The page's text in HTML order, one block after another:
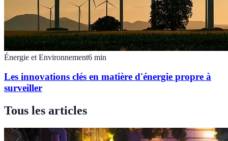
Énergie et Environnement6 min
Les innovations clés en matière d'énergie propre à
surveiller
Tous les articles